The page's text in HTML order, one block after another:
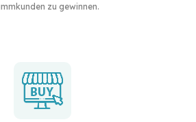
zu gewinnen.